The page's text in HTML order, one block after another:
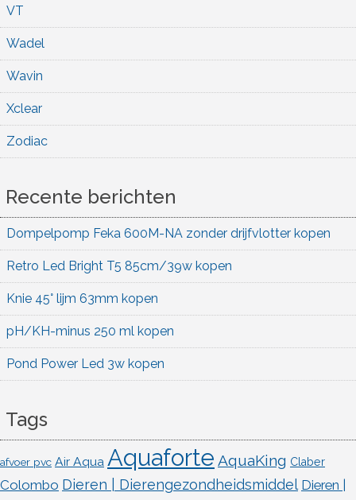
VT
Wadel
Wavin
Xclear
Zodiac
Recente berichten
Dompelpomp Feka 600M-NA zonder drijfvlotter kopen
Retro Led Bright T5 85cm/39w kopen
Knie 45° lijm 63mm kopen
pH/KH-minus 250 ml kopen
Pond Power Led 3w kopen
Tags
afvoer pvc Air Aqua Aquaforte AquaKing Claber
Colombo Dieren | Dierengezondheidsmiddel Dieren |